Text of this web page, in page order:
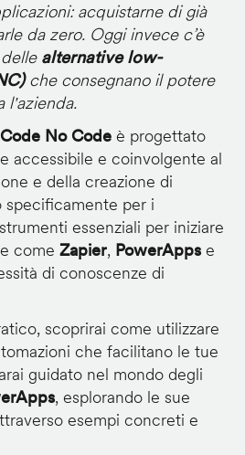
acquistarne di già
da zero. Oggi invece c’è
alternative low-
che consegnano il potere
l'azienda.
No Codeè progettato
accessibile e coinvolgente al
e della creazione di
specificamente per i
essenziali per iniziare
come Zapier, PowerAppse
di conoscenze di
scoprirai come utilizzare
che facilitano le tue
guidato nel mondo degli
, esplorando le sue
esempi concreti e